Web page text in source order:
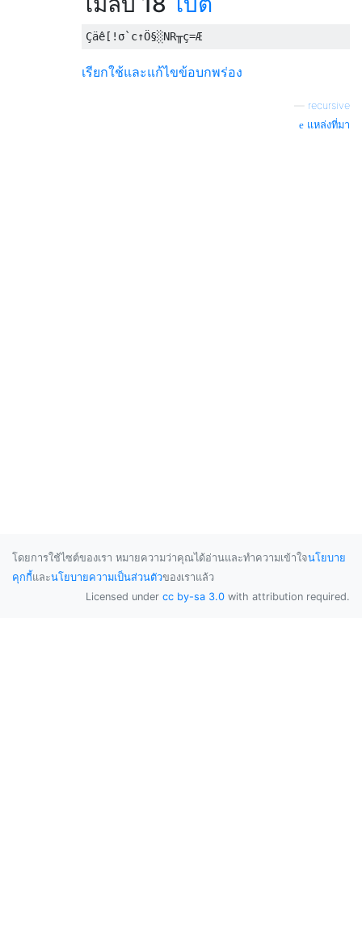
เรียกใช้และแก้ไขข้อบกพร่อง
recursive
แหล่งที่มา
โดยการใช้ไซต์ของเรา หมายความว่าคุณได้อ่านและทำความเข้าใจนโยบาย
คุกกี้และนโยบายความเป็นส่วนตัวของเราแล้ว
Licensed under cc by-sa 3.0 with attribution required.